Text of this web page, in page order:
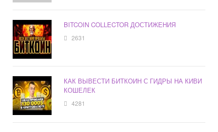
BITCOIN COLLECTOR ДОСТИЖЕНИЯ
2631
КАК ВЫВЕСТИ БИТКОИН С ГИДРЫ НА КИВИ
КОШЕЛЕК
4281